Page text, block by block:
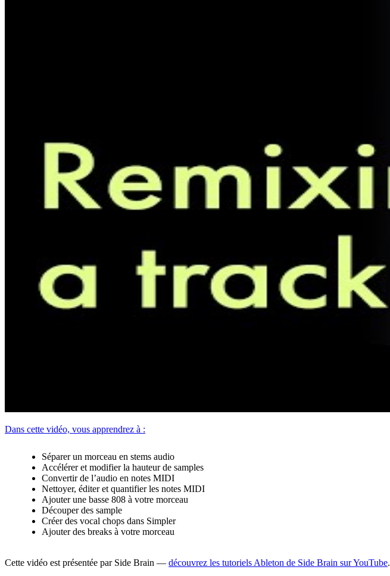
Dans cette vidéo, vous apprendrez à :
Séparer un morceau en stems audio
Accélérer et modifier la hauteur de samples
Convertir de l’audio en notes MIDI
Nettoyer, éditer et quantifier les notes MIDI
Ajouter une basse 808 à votre morceau
Découper des sample
Créer des vocal chops dans Simpler
Ajouter des breaks à votre morceau
Cette vidéo est présentée par Side Brain — découvrez les tutoriels Ableton de Side Brain sur YouTube.